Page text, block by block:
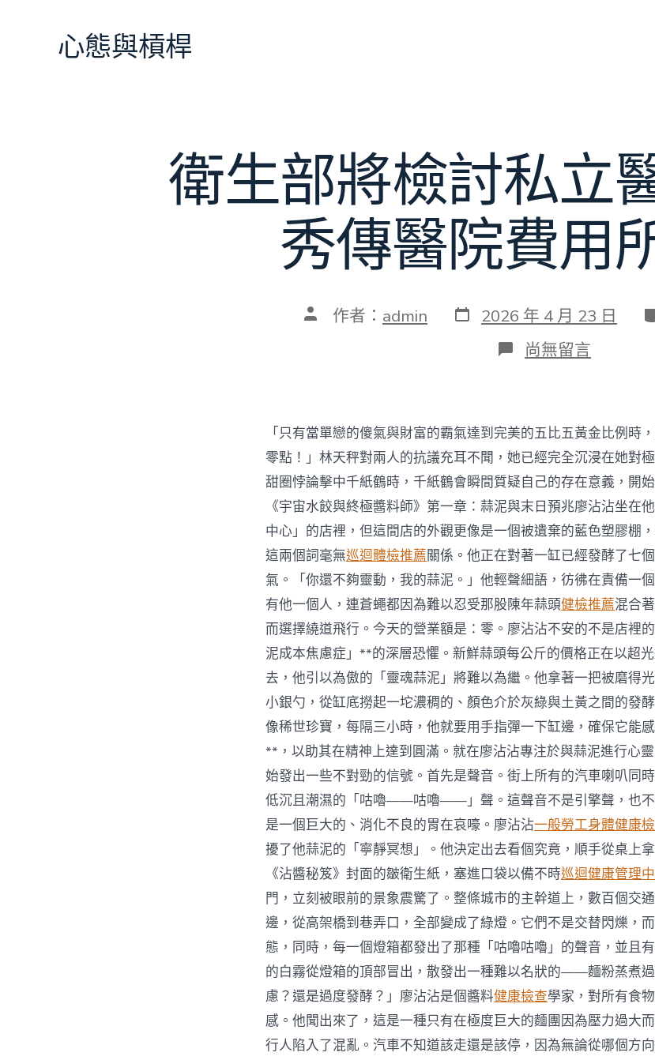
心態與槓桿
衛生部將檢討私立
秀傳醫院費用
文 作者： admin 發
表
2026 年 4 月 23 日
在
〈衛
檢
討
私
立
醫
院
和
診
療
秀
傳
醫
院
費
用
所
法
則〉
中
尚無留言
「只有當單戀的傻氣與財富的霸氣達到完美的五比五黃金比例時
零點！」林天秤對兩人的抗議充耳不聞，她已經完全沉浸在她對
甜圈悖論擊中千紙鶴時，千紙鶴會瞬間質疑自己的存在意義，開
《宇宙水餃與終極醬料師》第一章：蒜泥與末日預兆廖沾沾坐在
中心」的店裡，但這間店的外觀更像是一個被遺棄的藍色塑膠棚，
這兩個詞毫無巡迴體檢推薦關係。他正在對著一缸已經發酵了七
氣。「你還不夠靈動，我的蒜泥。」他輕聲細語，彷彿在責備一
有他一個人，連蒼蠅都因為難以忍受那股陳年蒜頭健檢推薦混合
而選擇繞道飛行。今天的營業額是：零。廖沾沾不安的不是店裡
泥成本焦慮症」**的深層恐懼。新鮮蒜頭每公斤的價格正在以超
去，他引以為傲的「靈魂蒜泥」將難以為繼。他拿著一把被磨得
小銀勺，從缸底撈起一坨濃稠的、顏色介於灰綠與土黃之間的發
像稀世珍寶，每隔三小時，他就要用手指彈一下缸邊，確保它能
**，以助其在精神上達到圓滿。就在廖沾沾專注於與蒜泥進行心
始發出一些不對勁的信號。首先是聲音。街上所有的汽車喇叭同
低沉且潮濕的「咕嚕——咕嚕——」聲。這聲音不是引擎聲，也不
是一個巨大的、消化不良的胃在哀嚎。廖沾沾一般勞工身體健康
擾了他蒜泥的「寧靜冥想」。他決定出去看個究竟，順手從桌上
《沾醬秘笈》封面的皺衛生紙，塞進口袋以備不時巡迴健康管理
門，立刻被眼前的景象震驚了。整條城市的主幹道上，數百個交
邊，從高架橋到巷弄口，全部變成了綠燈。它們不是交替閃爍，
態，同時，每一個燈箱都發出了那種「咕嚕咕嚕」的聲音，並且
的白霧從燈箱的頂部冒出，散發出一種難以名狀的——麵粉蒸煮
慮？還是過度發酵？」廖沾沾是個醬料健康檢查學家，對所有食
感。他聞出來了，這是一種只有在極度巨大的麵團因為壓力過大
行人陷入了混亂。汽車不知道該走還是該停，因為無論從哪個方